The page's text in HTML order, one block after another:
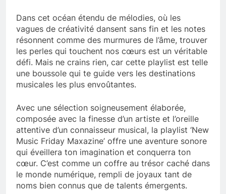
Dans cet océan étendu de mélodies, où les
vagues de créativité dansent sans fin et les notes
résonnent comme des murmures de l’âme, trouver
les perles qui touchent nos cœurs est un véritable
défi. Mais ne crains rien, car cette playlist est telle
une boussole qui te guide vers les destinations
musicales les plus envoûtantes.
Avec une sélection soigneusement élaborée,
composée avec la finesse d’un artiste et l’oreille
attentive d’un connaisseur musical, la playlist ‘New
Music Friday Maxazine’ offre une aventure sonore
qui éveillera ton imagination et conquerra ton
cœur. C’est comme un coffre au trésor caché dans
le monde numérique, rempli de joyaux tant de
noms bien connus que de talents émergents.